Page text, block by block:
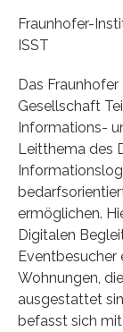
Fraunhofer-
ISST
Das
Gesellschaft
Informations-
Leitthema des
ermöglichen.
Digitalen
Eventbesucher
Wohnungen,
ausgestattet
befasst sich